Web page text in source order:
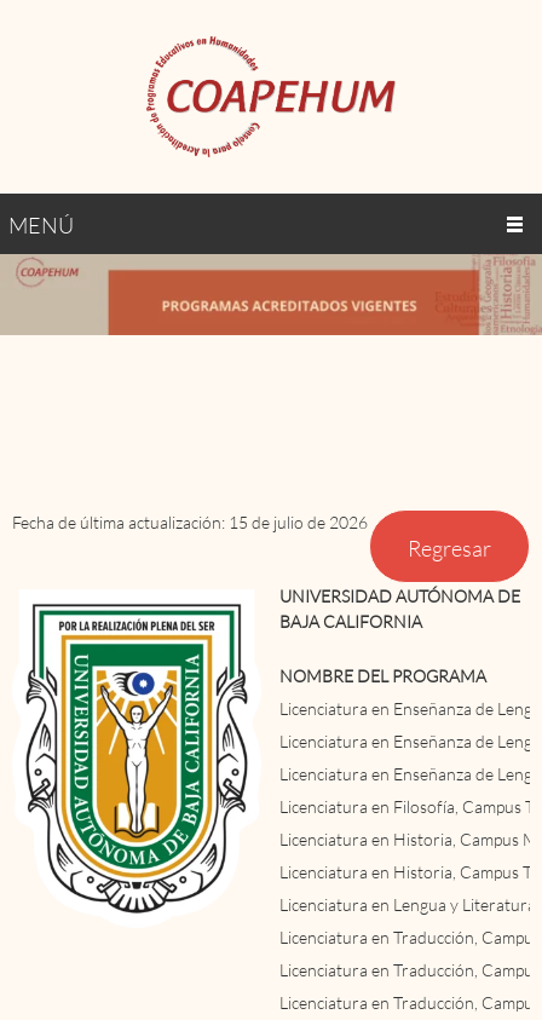
MENÚ
Regresar
Fecha de última actualización: 15 de julio de 2026
UNIVERSIDAD AUTÓNOMA DE
BAJA CALIFORNIA
NOMBRE DEL PROGRAMA
Licenciatura en Enseñanza de
Licenciatura en Enseñanza de
Licenciatura en Enseñanza de
Licenciatura en Filosofía, Campus
Licenciatura en Historia, Campus
Licenciatura en Historia, Campus
Licenciatura en Lengua y
Licenciatura en Traducción,
Licenciatura en Traducción,
Licenciatura en Traducción,